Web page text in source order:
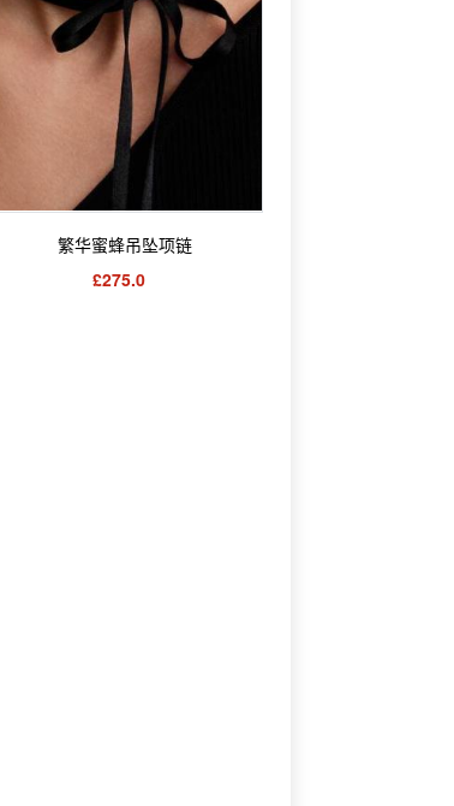
繁华蜜蜂吊坠项链
£275.0